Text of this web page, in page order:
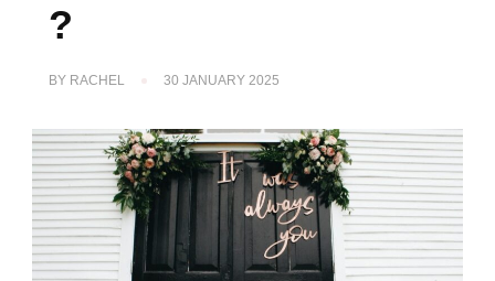
?
BY RACHEL 30 JANUARY 2025